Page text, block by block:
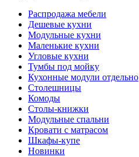
Распродажа мебели
Дешевые кухни
Модульные кухни
Маленькие кухни
Угловые кухни
Тумбы под мойку
Кухонные модули отдельно
Столешницы
Комоды
Столы-книжки
Модульные спальни
Кровати с матрасом
Шкафы-купе
Новинки